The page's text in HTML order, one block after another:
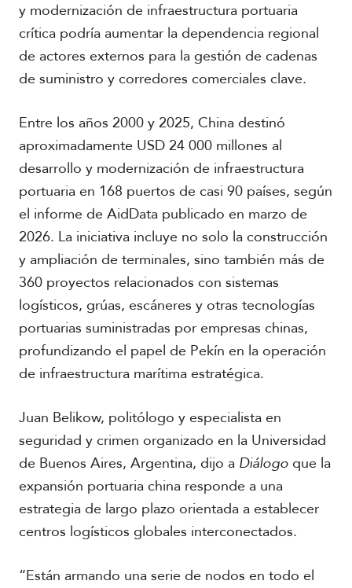
y modernización de infraestructura portuaria
crítica podría aumentar la dependencia regional
de actores externos para la gestión de cadenas
de suministro y corredores comerciales clave.
Entre los años 2000 y 2025, China destinó
aproximadamente USD 24 000 millones al
desarrollo y modernización de infraestructura
portuaria en 168 puertos de casi 90 países, según
el informe de AidData publicado en marzo de
2026. La iniciativa incluye no solo la construcción
y ampliación de terminales, sino también más de
360 proyectos relacionados con sistemas
logísticos, grúas, escáneres y otras tecnologías
portuarias suministradas por empresas chinas,
profundizando el papel de Pekín en la operación
de infraestructura marítima estratégica.
Juan Belikow, politólogo y especialista en
seguridad y crimen organizado en la Universidad
de Buenos Aires, Argentina, dijo a Diálogoque la
expansión portuaria china responde a una
estrategia de largo plazo orientada a establecer
centros logísticos globales interconectados.
“Están armando una serie de nodos en todo el